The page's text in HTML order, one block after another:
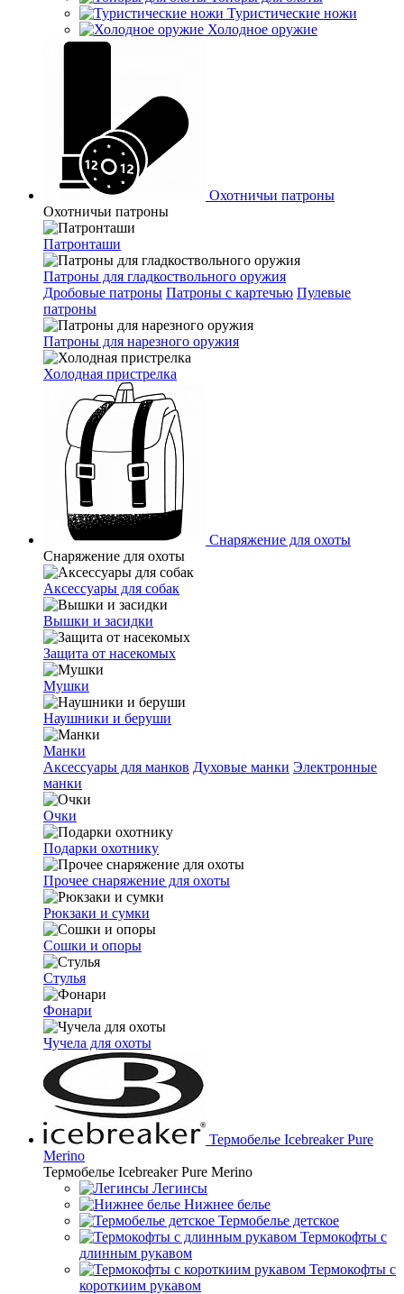
Туристические ножи
Холодное оружие
Охотничьи патроны
Охотничьи патроны
Патронташи
Патроны для гладкоствольного оружия
Дробовые патроны Патроны с картечью Пулевые
патроны
Патроны для нарезного оружия
Холодная пристрелка
Снаряжение для охоты
Снаряжение для охоты
Аксессуары для собак
Вышки и засидки
Защита от насекомых
Мушки
Наушники и беруши
Манки
Аксессуары для манков Духовые манки Электронные
манки
Очки
Подарки охотнику
Прочее снаряжение для охоты
Рюкзаки и сумки
Сошки и опоры
Стулья
Фонари
Чучела для охоты
Термобелье Icebreaker Pure
Merino
Термобелье Icebreaker Pure Merino
Легинсы
Нижнее белье
Термобелье детское
Термокофты с
длинным рукавом
Термокофты с
короткиим рукавом